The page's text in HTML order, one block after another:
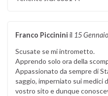
Franco Piccinini il 15
Scusate se mi intrometto.
Apprendo solo ora della
Appassionato da sempre di
saggio, imperniato sui medici
vostro sito e dunque